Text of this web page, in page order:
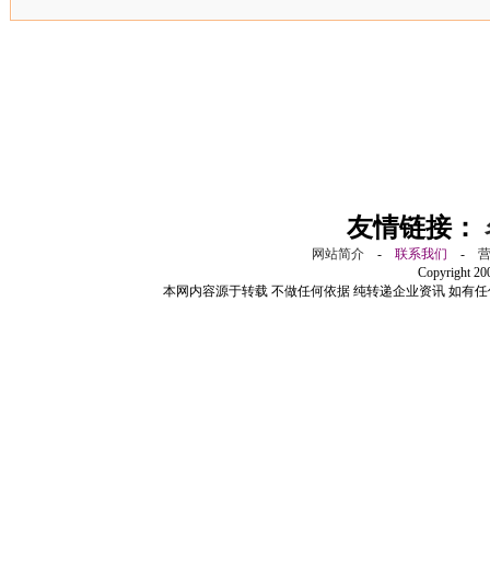
友情链接：
网站简介 - 联系我们 -
Copyright
本网内容源于转载 不做任何依据 纯转递企业资讯 如有